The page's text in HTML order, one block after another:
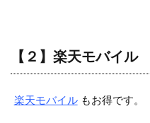
【２】楽天モバイル
楽天モバイル もお得です。